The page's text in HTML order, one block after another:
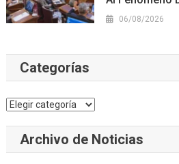
06/08/2026
Categorías
Categorías
Archivo de Noticias